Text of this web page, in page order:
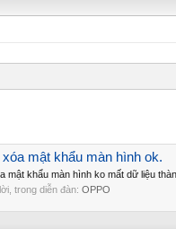
mật khẩu màn hình ok.
mật khẩu màn hình ko mất dữ liệu
lời, trong diễn đàn: OPPO